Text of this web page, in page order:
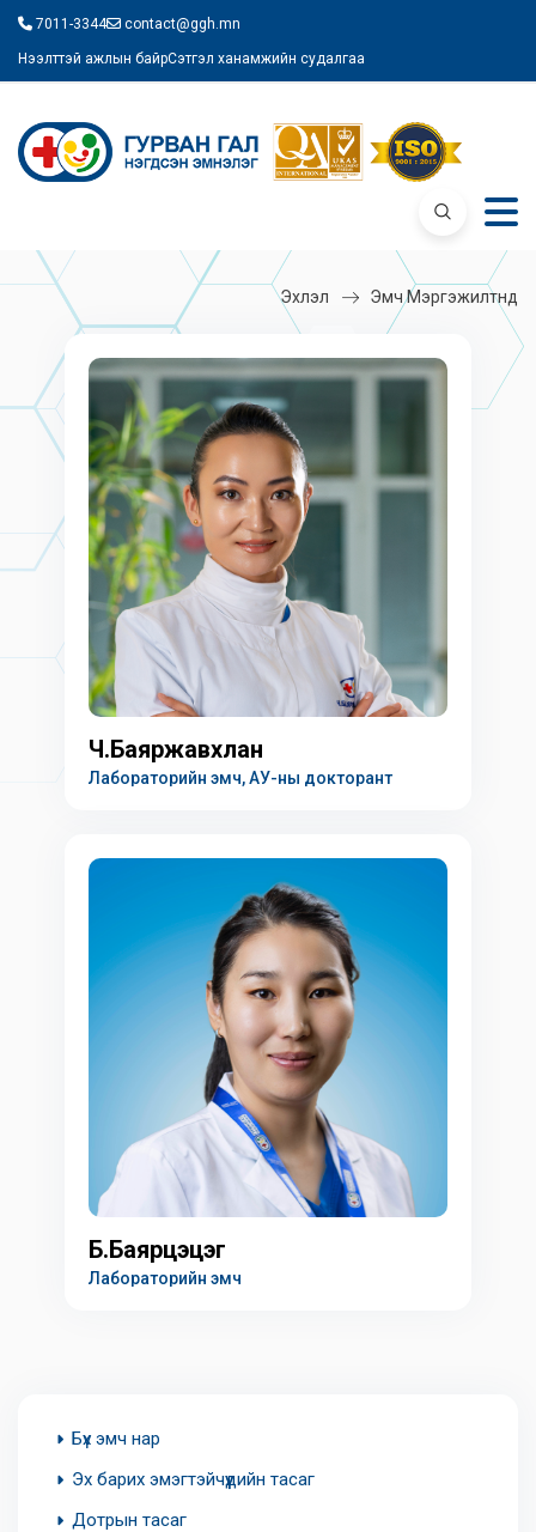
7011-3344 contact@ggh.mn
Нээлттэй ажлын байрСэтгэл ханамжийн судалгаа
Эхлэл Эмч Мэргэжилтнүүд
Ч.Баяржавхлан
Лабораторийн эмч, АУ-ны докторант
Б.Баярцэцэг
Лабораторийн эмч
Бүх эмч нар
Эх барих эмэгтэйчүүдийн тасаг
Дотрын тасаг